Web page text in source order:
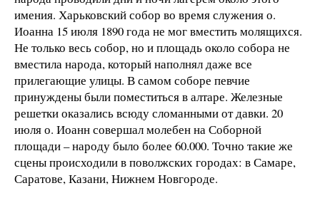
имения. Харьковский собор во время служения о.
Иоанна 15 июля 1890 года не мог вместить молящихся.
Не только весь собор, но и площадь около собора не
вместила народа, который наполнял даже все
прилегающие улицы. В самом соборе певчие
принуждены были поместиться в алтаре. Железные
решетки оказались всюду сломанными от давки. 20
июля о. Иоанн совершал молебен на Соборной
площади – народу было более 60.000. Точно такие же
сцены происходили в поволжских городах: в Самаре,
Саратове, Казани, Нижнем Новгороде.